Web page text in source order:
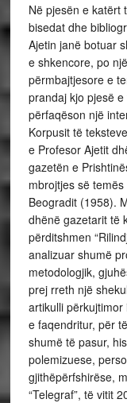
Në pjesën e katërt
bisedat dhe
Ajetin janë botuar
e shkencore, po
përmbajtjesore e
prandaj kjo pjesë
përfaqëson një
Korpusit të
e Profesor Ajetit
gazetën e
mbrojtjes së
Beogradit (1958).
dhënë gazetarit të
përditshmen
analizuar shumë
metodologjik,
prej rreth një
artikulli
e faqendritur, për
shumë të pasur,
polemizuese,
gjithëpërfshirëse,
“Telegraf”, të vitit